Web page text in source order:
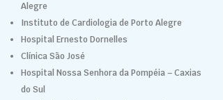
Alegre
Instituto de Cardiologia de Porto Alegre
Hospital Ernesto Dornelles
Clínica São José
Hospital Nossa Senhora da Pompéia – Caxias
do Sul